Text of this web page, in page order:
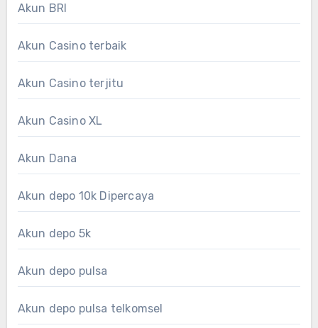
Akun BRI
Akun Casino terbaik
Akun Casino terjitu
Akun Casino XL
Akun Dana
Akun depo 10k Dipercaya
Akun depo 5k
Akun depo pulsa
Akun depo pulsa telkomsel